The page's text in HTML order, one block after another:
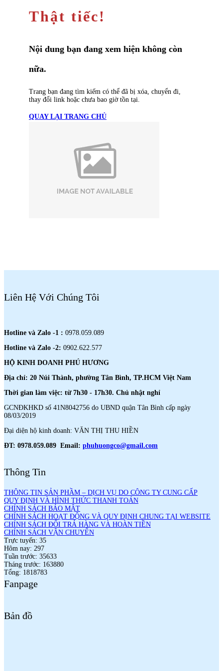
Thật tiếc!
Nội dung bạn đang xem hiện không còn
nữa.
Trang bạn đang tìm kiếm có thể đã bị xóa, chuyển đi,
thay đổi link hoặc chưa bao giờ tồn tại.
QUAY LẠI TRANG CHỦ
Liên Hệ Với Chúng Tôi
Hotline và Zalo -1 : 0978.059.089
Hotline và Zalo -2: 0902.622.577
HỘ KINH DOANH PHÚ HƯƠNG
Địa chỉ: 20 Núi Thành, phường Tân Bình, TP.HCM Việt Nam
Thời gian làm việc: từ 7h30 - 17h30. Chủ nhật nghỉ
GCNĐKHKD số 41N8042756 do UBND quận Tân Bình cấp ngày
08/03/2019
Đại diện hộ kinh doanh: VĂN THỊ THU HIỀN
ĐT: 0978.059.089 Email: phuhuongco@gmail.com
Thông Tin
THÔNG TIN SẢN PHẦM – DỊCH VỤ DO CÔNG TY CUNG CẤP
QUY ĐỊNH VÀ HÌNH THỨC THANH TOÁN
CHÍNH SÁCH BẢO MẬT
CHÍNH SÁCH HOẠT ĐỘNG VÀ QUY ĐỊNH CHUNG TẠI WEBSITE
CHÍNH SÁCH ĐỔI TRẢ HÀNG VÀ HOÀN TIỀN
CHÍNH SÁCH VẬN CHUYỂN
Trực tuyến: 35
Hôm nay: 297
Tuần trước: 35633
Tháng trước: 163880
Tổng: 1818783
Fanpage
Bản đồ